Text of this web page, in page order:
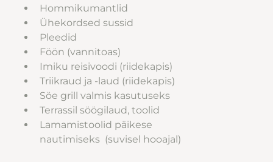
Hommikumantlid
Ühekordsed sussid
Pleedid
Föön (vannitoas)
Imiku reisivoodi (riidekapis)
Triikraud ja -laud (riidekapis)
Söe grill valmis kasutuseks
Terrassil söögilaud, toolid
Lamamistoolid päikese
nautimiseks  (suvisel hooajal)